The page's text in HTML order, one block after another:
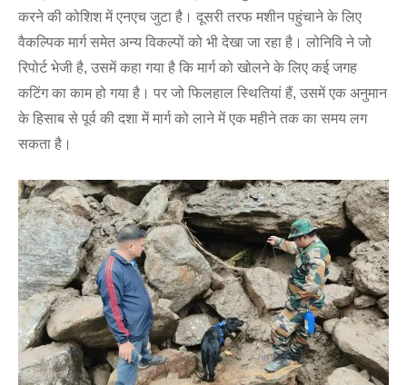
करने की कोशिश में एनएच जुटा है। दूसरी तरफ मशीन पहुंचाने के लिए
वैकल्पिक मार्ग समेत अन्य विकल्पों को भी देखा जा रहा है। लोनिवि ने जो
रिपोर्ट भेजी है, उसमें कहा गया है कि मार्ग को खोलने के लिए कई जगह
कटिंग का काम हो गया है। पर जो फिलहाल स्थितियां हैं, उसमें एक अनुमान
के हिसाब से पूर्व की दशा में मार्ग को लाने में एक महीने तक का समय लग
सकता है।